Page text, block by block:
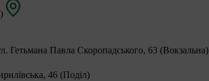
Гетьмана Павла Скоропадського, 63 (Вокзальна)
46 (Поділ)